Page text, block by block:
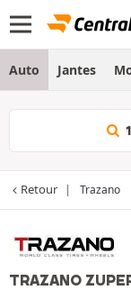
Auto Jantes
Retour Trazano
TRAZANO